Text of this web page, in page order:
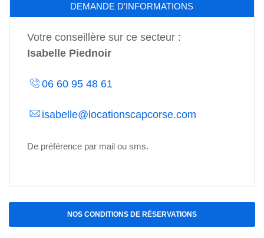
DEMANDE D'INFORMATIONS
Votre conseillère sur ce secteur :
Isabelle Piednoir
06 60 95 48 61
isabelle@locationscapcorse.com
De préférence par mail ou sms.
NOS CONDITIONS DE RÉSERVATIONS